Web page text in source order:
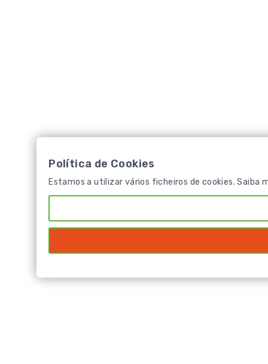
Política de Cookies
Estamos a utilizar vários ficheiros de cookies. Saiba